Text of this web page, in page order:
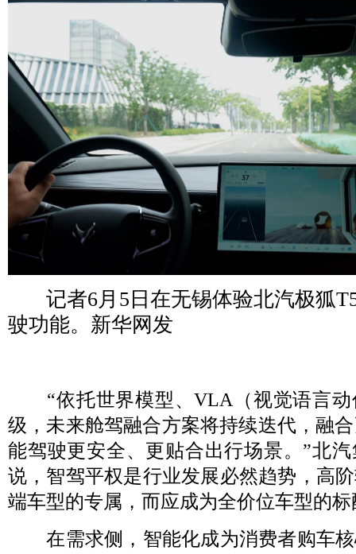
记者6月5日在无锡体验北汽极狐
驶功能。新华网发
“依托世界模型、VLA（视觉语言动
级，未来舱驾融合方案将持续迭代，融
能驾驶更安全、更贴合出行场景。”北
说，智驾平权是行业发展必然趋势，高
端车型的专属，而应成为全价位车型的标
在需求侧，智能化成为消费者购车核